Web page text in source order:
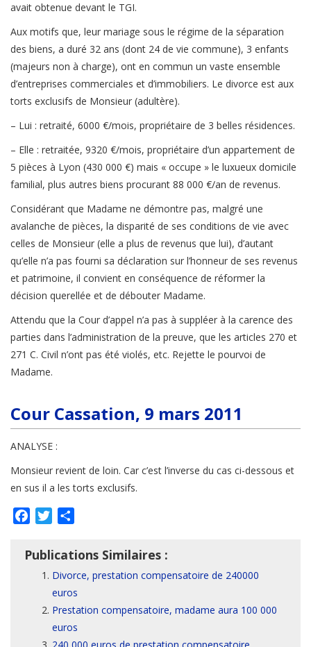
avait obtenue devant le TGI.
Aux motifs que, leur mariage sous le régime de la séparation
des biens, a duré 32 ans (dont 24 de vie commune), 3 enfants
(majeurs non à charge), ont en commun un vaste ensemble
d’entreprises commerciales et d’immobiliers. Le divorce est aux
torts exclusifs de Monsieur (adultère).
– Lui : retraité, 6000 €/mois, propriétaire de 3 belles résidences.
– Elle : retraitée, 9320 €/mois, propriétaire d’un appartement de
5 pièces à Lyon (430 000 €) mais « occupe » le luxueux domicile
familial, plus autres biens procurant 88 000 €/an de revenus.
Considérant que Madame ne démontre pas, malgré une
avalanche de pièces, la disparité de ses conditions de vie avec
celles de Monsieur (elle a plus de revenus que lui), d’autant
qu’elle n’a pas fourni sa déclaration sur l’honneur de ses revenus
et patrimoine, il convient en conséquence de réformer la
décision querellée et de débouter Madame.
Attendu que la Cour d’appel n’a pas à suppléer à la carence des
parties dans l’administration de la preuve, que les articles 270 et
271 C. Civil n’ont pas été violés, etc. Rejette le pourvoi de
Madame.
Cour Cassation, 9 mars 2011
ANALYSE :
Monsieur revient de loin. Car c’est l’inverse du cas ci-dessous et
en sus il a les torts exclusifs.
FacebookTwitter
Publications Similaires :
Divorce, prestation compensatoire de 240000
euros
Prestation compensatoire, madame aura 100 000
euros